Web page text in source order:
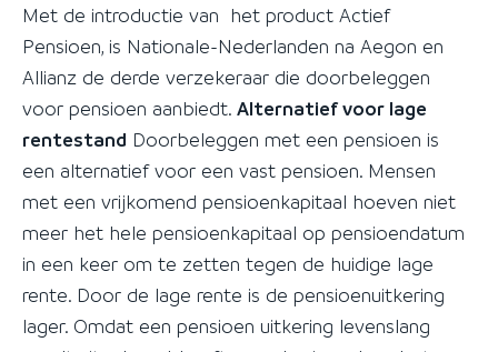
Met de introductie van het product Actief
Pensioen, is Nationale-Nederlanden na Aegon en
Allianz de derde verzekeraar die doorbeleggen
voor pensioen aanbiedt. Alternatief voor lage
rentestand Doorbeleggen met een pensioen is
een alternatief voor een vast pensioen. Mensen
met een vrijkomend pensioenkapitaal hoeven niet
meer het hele pensioenkapitaal op pensioendatum
in een keer om te zetten tegen de huidige lage
rente. Door de lage rente is de pensioenuitkering
lager. Omdat een pensioen uitkering levenslang